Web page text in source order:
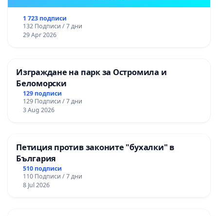
1 723 подписи
132 Подписи / 7 дни
29 Apr 2026
Изграждане на парк за Остромила и
Беломорски
129 подписи
129 Подписи / 7 дни
3 Aug 2026
Петиция против законите "бухалки" в
България
510 подписи
110 Подписи / 7 дни
8 Jul 2026